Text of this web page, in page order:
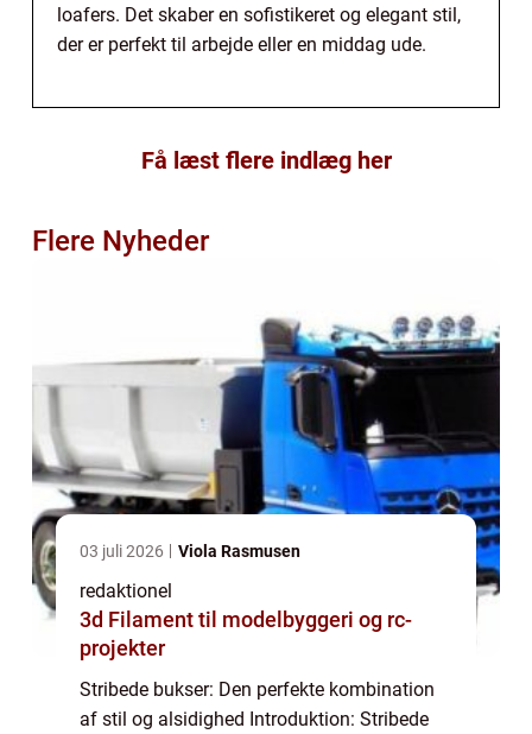
loafers. Det skaber en sofistikeret og elegant stil,
der er perfekt til arbejde eller en middag ude.
Få læst flere indlæg her
Flere Nyheder
03 juli 2026 Viola Rasmusen
redaktionel
3d Filament til modelbyggeri og rc-
projekter
Stribede bukser: Den perfekte kombination
af stil og alsidighed Introduktion: Stribede